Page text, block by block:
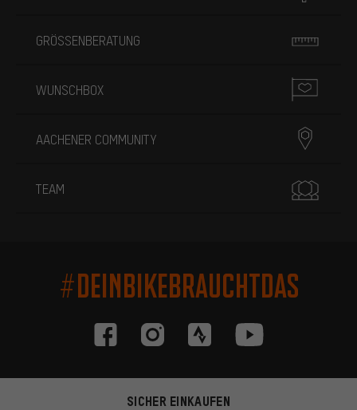
GRÖSSENBERATUNG
WUNSCHBOX
AACHENER COMMUNITY
TEAM
#DEINBIKEBRAUCHTDAS
SICHER EINKAUFEN